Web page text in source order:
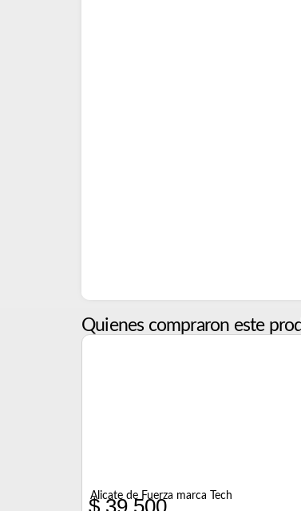
Quienes compraron este
Alicate de Fuerza marca Tech
$39.500